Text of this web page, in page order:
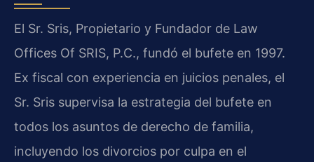
El Sr. Sris, Propietario y Fundador de Law
Offices Of SRIS, P.C., fundó el bufete en 1997.
Ex fiscal con experiencia en juicios penales, el
Sr. Sris supervisa la estrategia del bufete en
todos los asuntos de derecho de familia,
incluyendo los divorcios por culpa en el